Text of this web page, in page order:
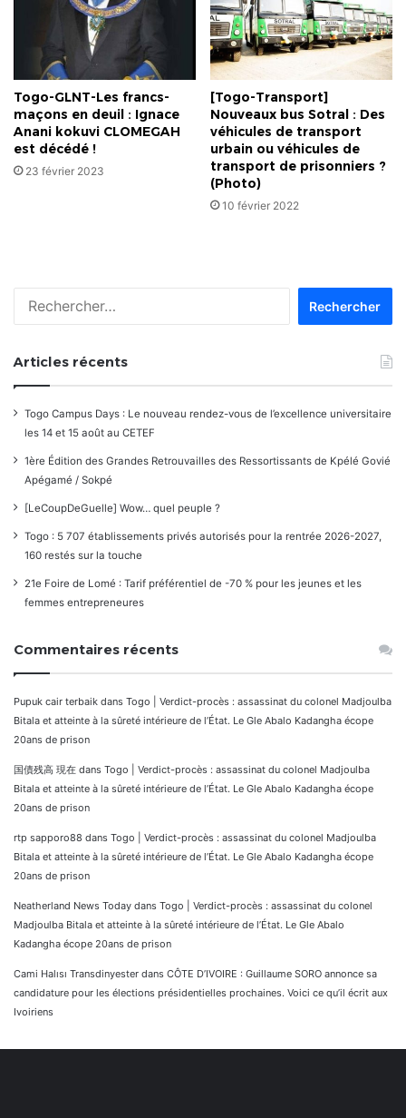
Togo-GLNT-Les francs-
maçons en deuil : Ignace
Anani kokuvi CLOMEGAH
est décédé !
23 février 2023
[Togo-Transport]
Nouveaux bus Sotral : Des
véhicules de transport
urbain ou véhicules de
transport de prisonniers ?
(Photo)
10 février 2022
Articles récents
Togo Campus Days : Le nouveau rendez-vous de l’excellence universitaire
les 14 et 15 août au CETEF
1ère Édition des Grandes Retrouvailles des Ressortissants de Kpélé Govié
Apégamé / Sokpé
[LeCoupDeGuelle] Wow… quel peuple ?
Togo : 5 707 établissements privés autorisés pour la rentrée 2026-2027,
160 restés sur la touche
21e Foire de Lomé : Tarif préférentiel de -70 % pour les jeunes et les
femmes entrepreneures
Commentaires récents
Pupuk cair terbaik dans Togo | Verdict-procès : assassinat du colonel Madjoulba
Bitala et atteinte à la sûreté intérieure de l’État. Le Gle Abalo Kadangha écope
20ans de prison
国債残高 現在 dans Togo | Verdict-procès : assassinat du colonel Madjoulba
Bitala et atteinte à la sûreté intérieure de l’État. Le Gle Abalo Kadangha écope
20ans de prison
rtp sapporo88 dans Togo | Verdict-procès : assassinat du colonel Madjoulba
Bitala et atteinte à la sûreté intérieure de l’État. Le Gle Abalo Kadangha écope
20ans de prison
Neatherland News Today dans Togo | Verdict-procès : assassinat du colonel
Madjoulba Bitala et atteinte à la sûreté intérieure de l’État. Le Gle Abalo
Kadangha écope 20ans de prison
Cami Halısı Transdinyester dans CÔTE D’IVOIRE : Guillaume SORO annonce sa
candidature pour les élections présidentielles prochaines. Voici ce qu’il écrit aux
Ivoiriens